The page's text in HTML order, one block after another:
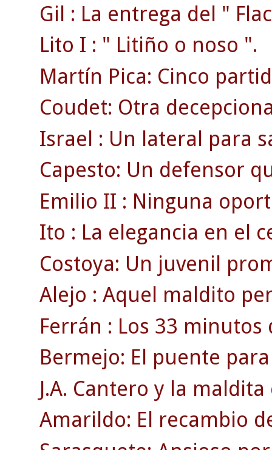
Gil : La entrega del "
Lito I : " Litiño o noso ".
Martín Pica: Cinco
Coudet: Otra
Israel : Un lateral para
Capesto: Un defensor
Emilio II : Ninguna
Ito : La elegancia en el
Costoya: Un juvenil
Alejo : Aquel maldito
Ferrán : Los 33 minutos
Bermejo: El puente
J.A. Cantero y la maldita
Amarildo: El recambio